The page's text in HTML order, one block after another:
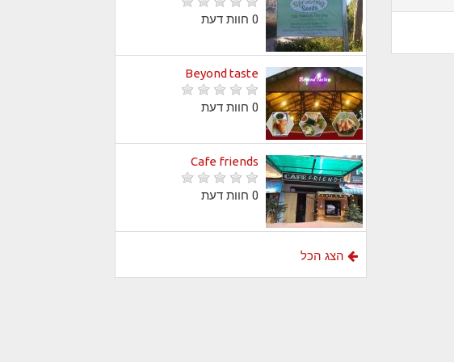
0 חוות דעת
Beyond taste
0 חוות דעת
Cafe friends
0 חוות דעת
הצג הכל